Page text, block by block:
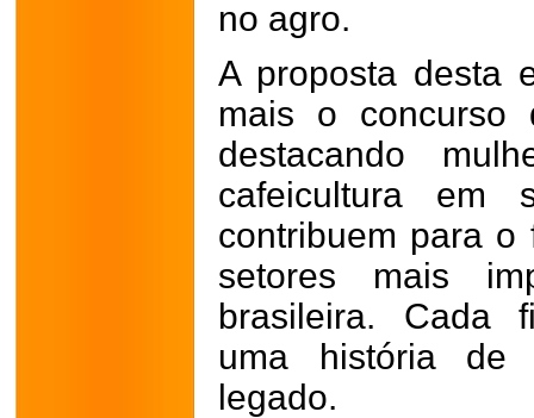
no agro.
A proposta desta
mais o concurso
destacando
cafeicultura
contribuem para o
setores mais
brasileira. Cada
uma história de
legado.